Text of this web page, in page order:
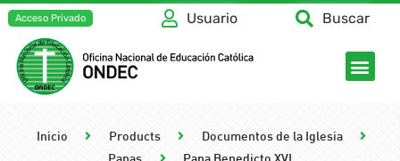
Acceso Privado Usuario Buscar
Inicio Products
Documentos de la Iglesia